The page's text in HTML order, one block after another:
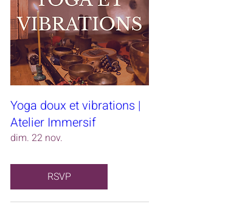
Yoga doux et vibrations |
Atelier Immersif
dim. 22 nov.
RSVP